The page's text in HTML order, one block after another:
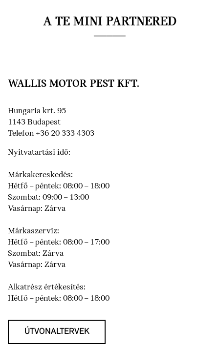
A TE MINI PARTNERED
WALLIS MOTOR PEST KFT.
Hungaria krt. 95
1143 Budapest
Telefon +36 20 333 4303
Nyitvatartási idő:
Márkakereskedés:
Hétfő – péntek: 08:00 – 18:00
Szombat: 09:00 – 13:00
Vasárnap: Zárva
Márkaszerviz:
Hétfő – péntek: 08:00 – 17:00
Szombat: Zárva
Vasárnap: Zárva
Alkatrész értékesítés:
Hétfő – péntek: 08:00 – 18:00
ÚTVONALTERVEK